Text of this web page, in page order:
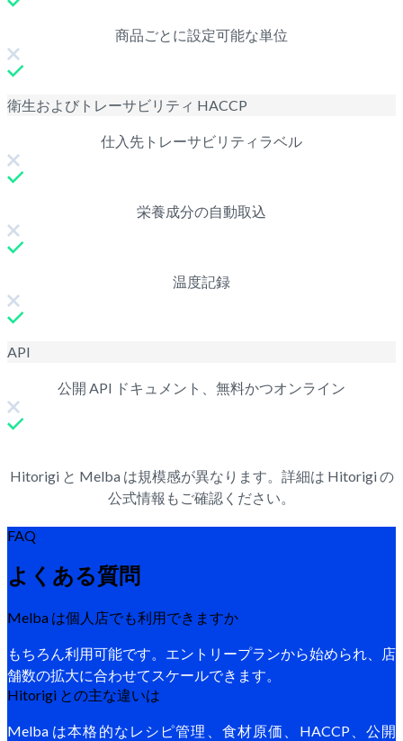
商品ごとに設定可能な単位
衛生およびトレーサビリティ HACCP
仕入先トレーサビリティラベル
栄養成分の自動取込
温度記録
API
公開 API ドキュメント、無料かつオンライン
Hitorigi と Melba は規模感が異なります。詳細は Hitorigi の
公式情報もご確認ください。
FAQ
よくある質問
Melba は個人店でも利用できますか
もちろん利用可能です。エントリープランから始められ、店
舗数の拡大に合わせてスケールできます。
Hitorigi との主な違いは
Melba は本格的なレシピ管理、食材原価、HACCP、公開